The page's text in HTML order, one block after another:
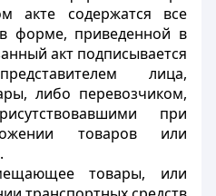
акте содержатся все
форме, приведенной в
акт подписывается
лица,
либо перевозчиком,
при
товаров или
товары, или